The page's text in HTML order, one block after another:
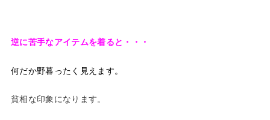
逆に苦手なアイテムを着ると・・・
何だか野暮ったく見えます。
貧相な印象になります。